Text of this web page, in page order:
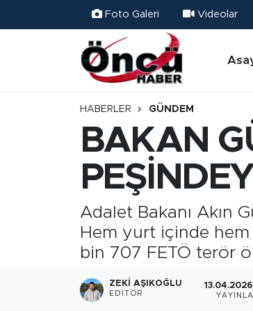
Foto Galeri Videolar
HABERLER GÜNDEM
BAKAN
Adalet Bakanı Akın
Hem yurt içinde hem
bin 707 FETÖ terör
ZEKI AŞIKOĞLU
EDITÖR
Yerel Haber
Öncü TV İzle
Düzce Nöbetçi Eczaneler
Düzce Hava Durumu
Düzce Trafik Yoğunluk Haritası
Süper Lig Puan Durumu ve Fikstür
Tüm Manşetler
Haber Arşivi